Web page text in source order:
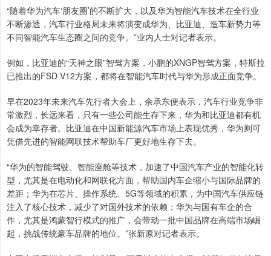
“随着华为汽车‘朋友圈’的不断扩大，以及华为智能汽车技术在全行业
不断渗透，汽车行业格局未来将演变成华为、比亚迪、造车新势力等
不同智能汽车生态圈之间的竞争。”业内人士对记者表示。
例如，比亚迪的“天神之眼”智驾方案，小鹏的XNGP智驾方案，特斯拉
已推出的FSD V12方案，都将在智能汽车时代与华为形成正面竞争。
早在2023年未来汽车先行者大会上，余承东便表示，汽车行业竞争非
常激烈，长远来看，只有一些公司能生存下来，华为和比亚迪都有机
会成为幸存者。比亚迪在中国新能源汽车市场上表现优秀，华为则可
凭借先进的智能网联技术帮助车厂更好地生存下去。
“华为的智能驾驶、智能座舱等技术，加速了中国汽车产业的智能化转
型，尤其是在电动化和网联化方面，帮助国内车企缩小与国际品牌的
差距；华为在芯片、操作系统、5G等领域的积累，为中国汽车供应链
注入了核心技术，减少了对国外技术的依赖；华为与国有车企的合
作，尤其是鸿蒙智行模式的推广，会带动一批中国品牌在高端市场崛
起，挑战传统豪车品牌的地位。”张新原对记者表示。